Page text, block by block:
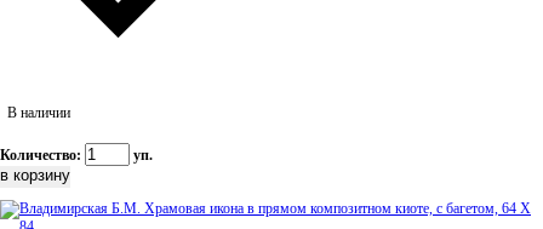
В наличии
Количество: уп.